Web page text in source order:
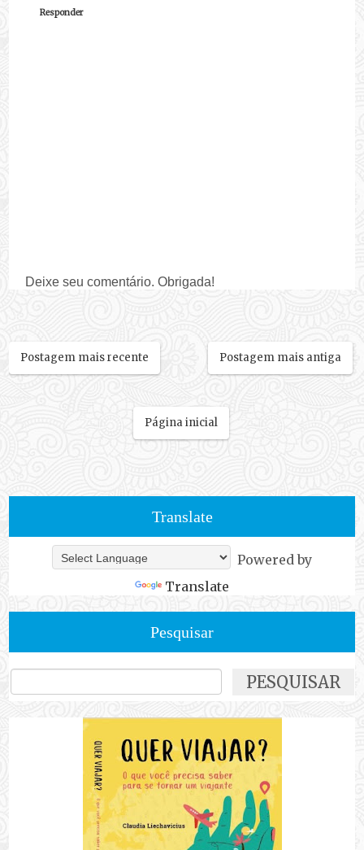
Responder
Deixe seu comentário. Obrigada!
Postagem mais recente Postagem mais antiga
Página inicial
Translate
Powered by
Translate
Pesquisar